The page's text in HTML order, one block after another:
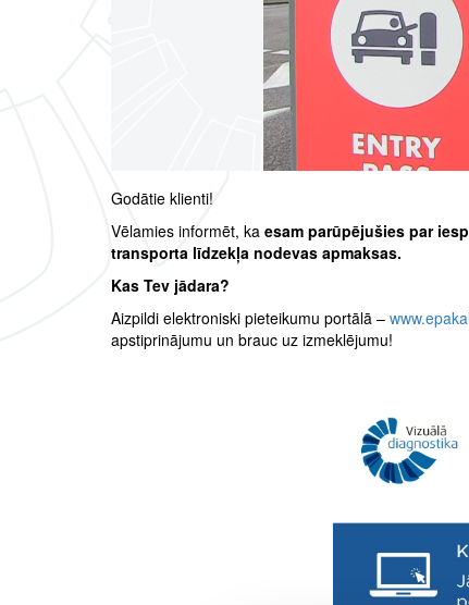
Godātie klienti!
Vēlamies informēt, ka esam parūpējušies par
transporta līdzekļa nodevas apmaksas.
Kas Tev jādara?
Aizpildi elektroniski pieteikumu portālā –
apstiprinājumu un brauc uz izmeklējumu!